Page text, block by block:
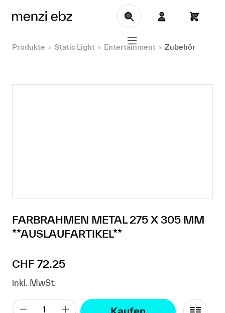
Zum Hauptinhalt springen
Produkte Static Light Entertainment Zubehör
FARBRAHMEN METAL 275 X 305 MM
**AUSLAUFARTIKEL**
Regulärer Preis:
CHF 72.25
inkl. MwSt.